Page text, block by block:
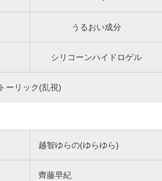
うるおい成分
シリコーンハイドロゲル
トーリック(乱視)
越智ゆらの(ゆらゆら)
齊藤早紀